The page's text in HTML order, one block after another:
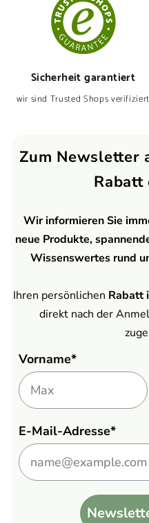
Sicherheit garantiert
wir sind Trusted Shops verifiziert
Zum Newsletter
Rabatt
Wir informieren Sie
neue Produkte,
Wissenswertes rund
Ihren persönlichen Rabatt
direkt nach der
Vorname*
E-Mail-Adresse*